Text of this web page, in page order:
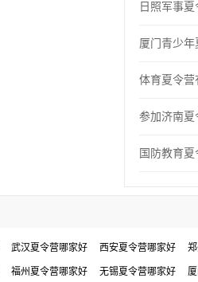
日照军事夏
厦门青少
体育夏令营
参加济南夏
国防教育
武汉夏令营哪家好 西安夏令营哪家好
福州夏令营哪家好 无锡夏令营哪家好